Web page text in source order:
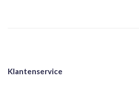
Klantenservice